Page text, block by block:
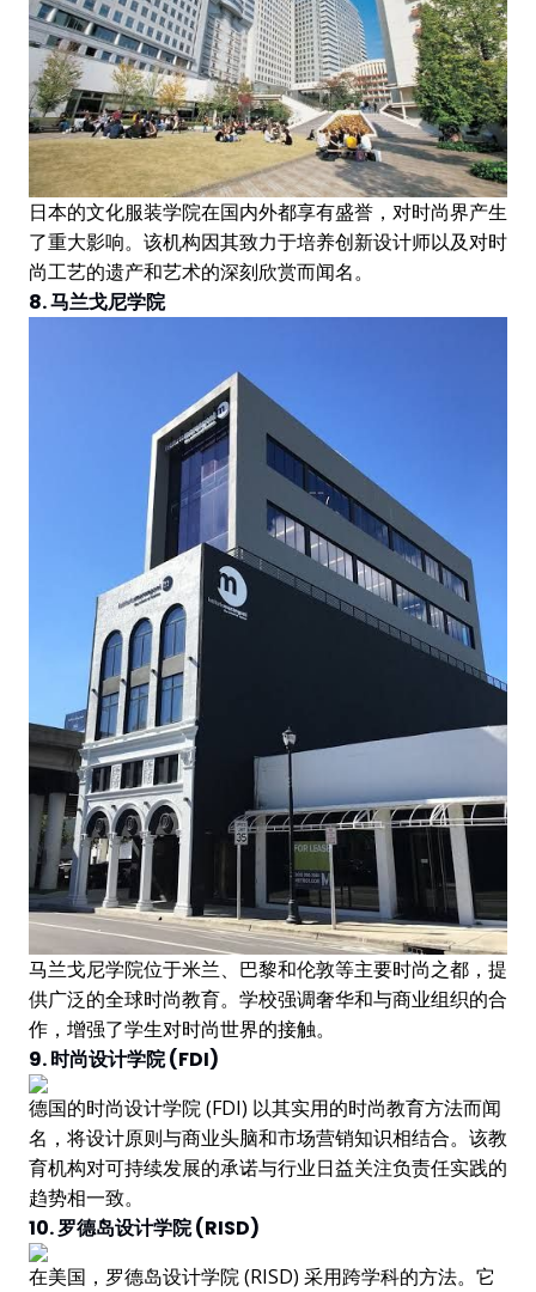
日本的文化服装学院在国内外都享有盛誉，对时尚界产生
了重大影响。该机构因其致力于培养创新设计师以及对时
尚工艺的遗产和艺术的深刻欣赏而闻名。
8. 马兰戈尼学院
马兰戈尼学院位于米兰、巴黎和伦敦等主要时尚之都，提
供广泛的全球时尚教育。学校强调奢华和与商业组织的合
作，增强了学生对时尚世界的接触。
9. 时尚设计学院 (FDI)
德国的时尚设计学院 (FDI) 以其实用的时尚教育方法而闻
名，将设计原则与商业头脑和市场营销知识相结合。该教
育机构对可持续发展的承诺与行业日益关注负责任实践的
趋势相一致。
10. 罗德岛设计学院 (RISD)
在美国，罗德岛设计学院 (RISD) 采用跨学科的方法。它